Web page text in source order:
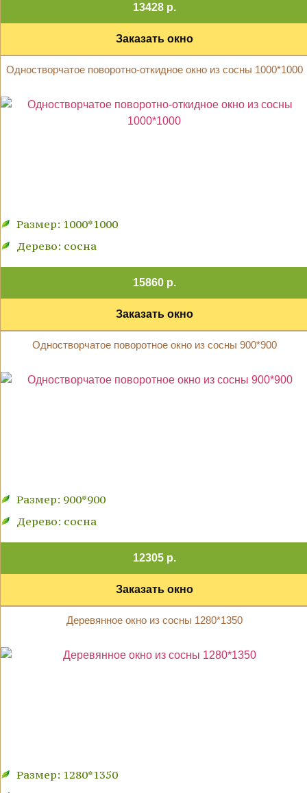
13428 р.
Заказать окно
Одностворчатое поворотно-откидное окно из сосны 1000*1000
Размер: 1000*1000
Дерево: сосна
15860 р.
Заказать окно
Одностворчатое поворотное окно из сосны 900*900
Размер: 900*900
Дерево: сосна
12305 р.
Заказать окно
Деревянное окно из сосны 1280*1350
Размер: 1280*1350